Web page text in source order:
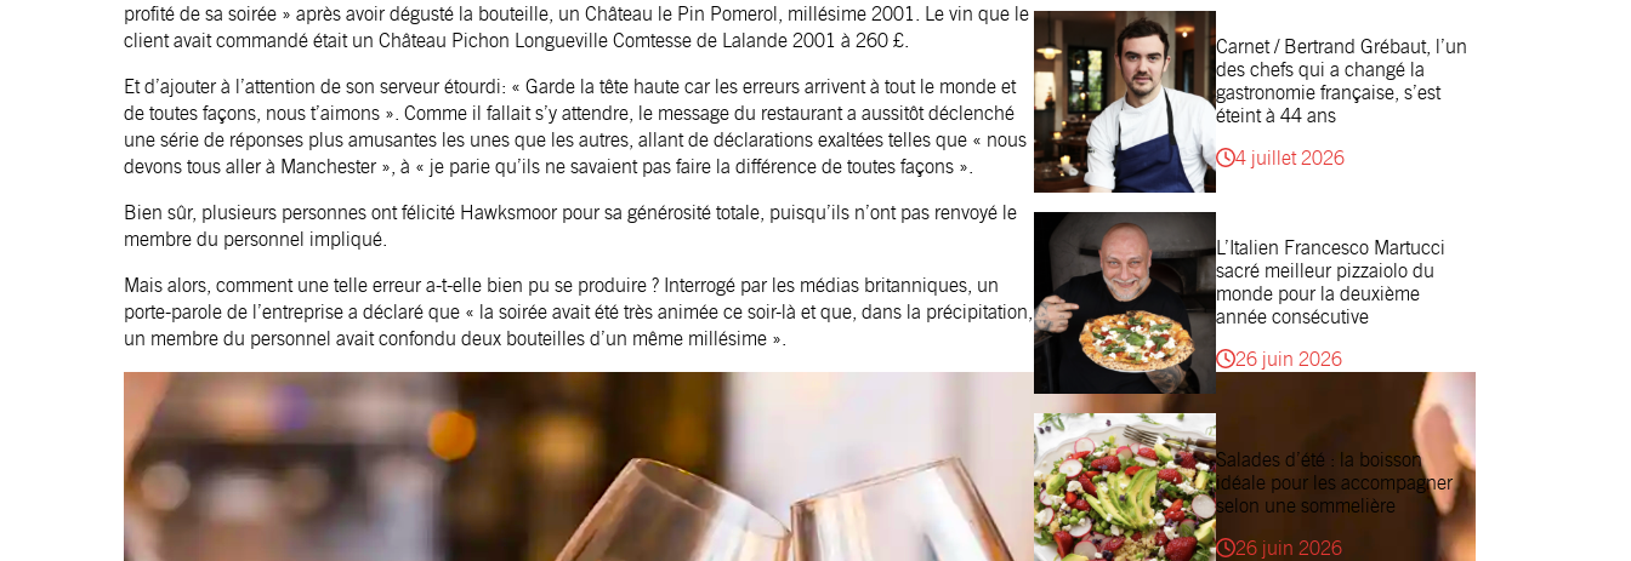
profité de sa soirée » après avoir dégusté la bouteille, un Château le Pin Pomerol, millésime 2001. Le vin que le
client avait commandé était un Château Pichon Longueville Comtesse de Lalande 2001 à 260 £.
Et d’ajouter à l’attention de son serveur étourdi: « Garde la tête haute car les erreurs arrivent à tout le monde et
de toutes façons, nous t’aimons ». Comme il fallait s’y attendre, le message du restaurant a aussitôt déclenché
une série de réponses plus amusantes les unes que les autres, allant de déclarations exaltées telles que « nous
devons tous aller à Manchester », à « je parie qu’ils ne savaient pas faire la différence de toutes façons ».
Bien sûr, plusieurs personnes ont félicité Hawksmoor pour sa générosité totale, puisqu’ils n’ont pas renvoyé le
membre du personnel impliqué.
Mais alors, comment une telle erreur a-t-elle bien pu se produire ? Interrogé par les médias britanniques, un
porte-parole de l’entreprise a déclaré que « la soirée avait été très animée ce soir-là et que, dans la précipitation,
un membre du personnel avait confondu deux bouteilles d’un même millésime ».
Carnet / Bertrand Grébaut, l’un
des chefs qui a changé la
gastronomie française, s’est
éteint à 44 ans
4 juillet 2026
L’Italien Francesco Martucci
sacré meilleur pizzaiolo du
monde pour la deuxième
année consécutive
26 juin 2026
Salades d’été : la boisson
idéale pour les accompagner
selon une sommelière
26 juin 2026